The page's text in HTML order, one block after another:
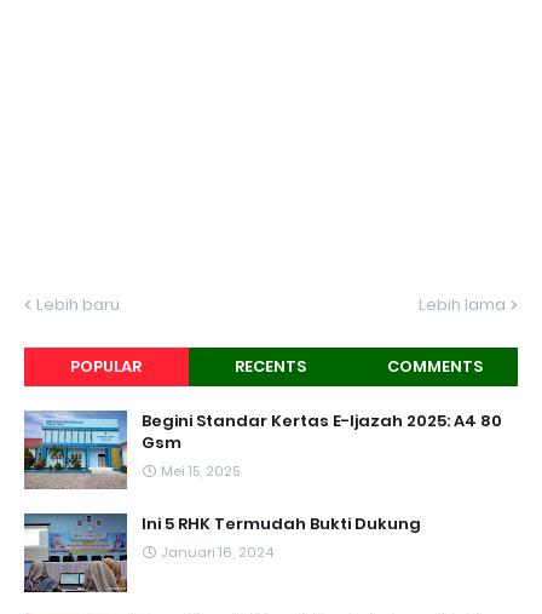
Lebih baru Lebih lama
POPULAR RECENTS COMMENTS
Begini Standar Kertas E-Ijazah 2025: A4 80
Gsm
Mei 15, 2025
Ini 5 RHK Termudah Bukti Dukung
Januari 16, 2024